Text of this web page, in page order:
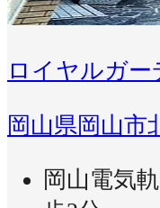
ロイヤルガー
岡山県岡山市
岡山電気